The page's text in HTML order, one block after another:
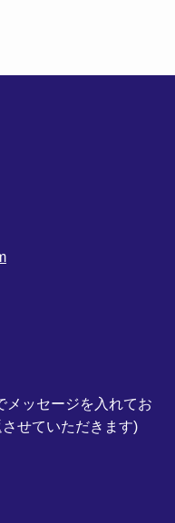
ッセージを入れてお
せていただきます)